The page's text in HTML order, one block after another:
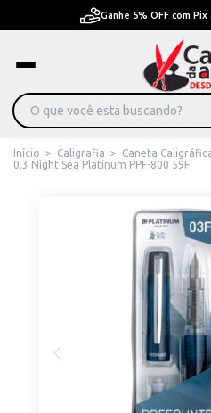
Pague em Até 6x sem
Início > Caligrafia > Caneta
0.3 Night Sea Platinum PPF-800 59F